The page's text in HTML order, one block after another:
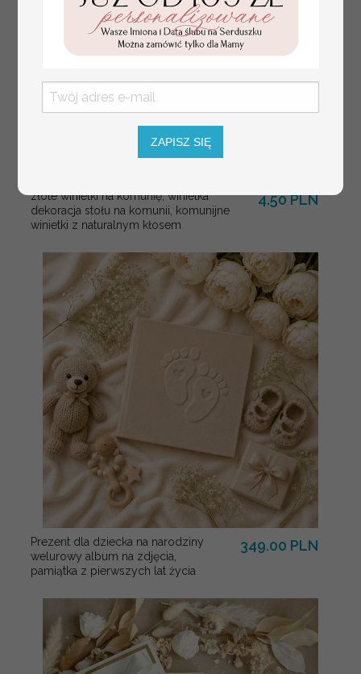
złote winietki na komunię, winietka
dekoracja stołu na komunii, komunijne
winietki z naturalnym kłosem
4.50 PLN
Prezent dla dziecka na narodziny
welurowy album na zdjęcia,
pamiątka z pierwszych lat życia
349.00 PLN
ZAPISZ SIĘ